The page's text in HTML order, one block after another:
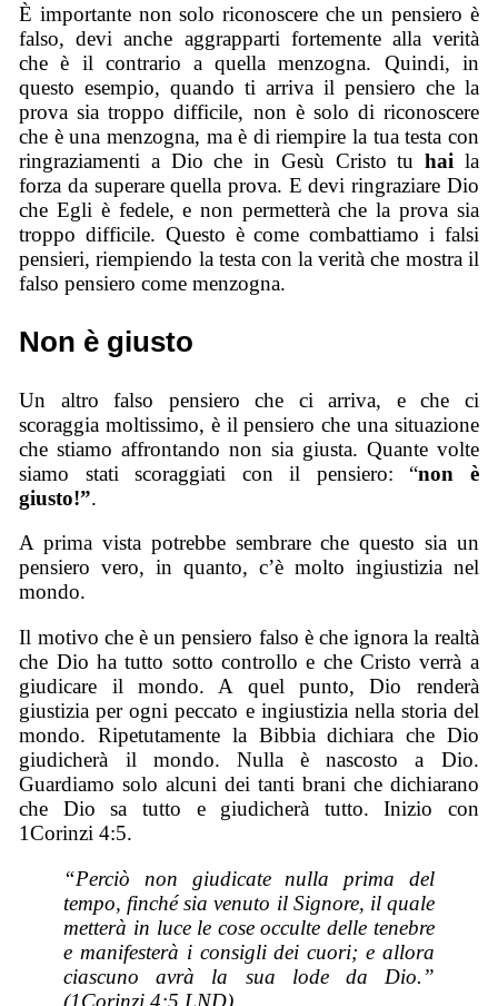
È importante non solo riconoscere che un pensiero è
falso, devi anche aggrapparti fortemente alla verità
che è il contrario a quella menzogna. Quindi, in
questo esempio, quando ti arriva il pensiero che la
prova sia troppo difficile, non è solo di riconoscere
che è una menzogna, ma è di riempire la tua testa con
ringraziamenti a Dio che in Gesù Cristo tu hai la
forza da superare quella prova. E devi ringraziare Dio
che Egli è fedele, e non permetterà che la prova sia
troppo difficile. Questo è come combattiamo i falsi
pensieri, riempiendo la testa con la verità che mostra il
falso pensiero come menzogna.
Non è giusto
Un altro falso pensiero che ci arriva, e che ci
scoraggia moltissimo, è il pensiero che una situazione
che stiamo affrontando non sia giusta. Quante volte
siamo stati scoraggiati con il pensiero: “non è
giusto!”.
A prima vista potrebbe sembrare che questo sia un
pensiero vero, in quanto, c’è molto ingiustizia nel
mondo.
Il motivo che è un pensiero falso è che ignora la realtà
che Dio ha tutto sotto controllo e che Cristo verrà a
giudicare il mondo. A quel punto, Dio renderà
giustizia per ogni peccato e ingiustizia nella storia del
mondo. Ripetutamente la Bibbia dichiara che Dio
giudicherà il mondo. Nulla è nascosto a Dio.
Guardiamo solo alcuni dei tanti brani che dichiarano
che Dio sa tutto e giudicherà tutto. Inizio con
1Corinzi 4:5.
“Perciò non giudicate nulla prima del
tempo, finché sia venuto il Signore, il quale
metterà in luce le cose occulte delle tenebre
e manifesterà i consigli dei cuori; e allora
ciascuno avrà la sua lode da Dio.”
(1Corinzi 4:5 LND)